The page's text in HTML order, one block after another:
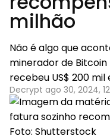
milhão
Não é algo que
minerador de
recebeu US$ 200 mil
Decrypt ago 30, 2024,
Foto: Shutterstock